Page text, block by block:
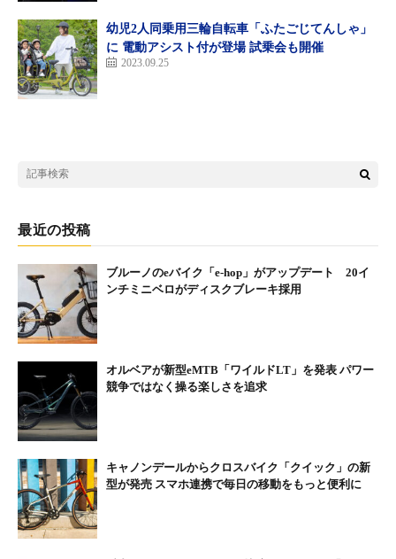
幼児2人同乗用三輪自転車「ふたごじてんしゃ」
に 電動アシスト付が登場 試乗会も開催
2023.09.25
最近の投稿
ブルーノのeバイク「e-hop」がアップデート 20イ
ンチミニベロがディスクブレーキ採用
オルベアが新型eMTB「ワイルドLT」を発表 パワー
競争ではなく操る楽しさを追求
キャノンデールからクロスバイク「クイック」の新
型が発売 スマホ連携で毎日の移動をもっと便利に